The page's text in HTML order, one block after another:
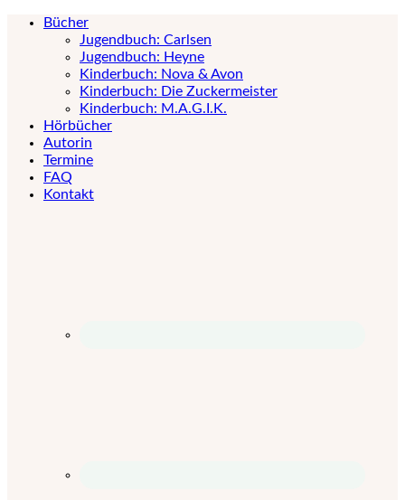
Bücher
Jugendbuch: Carlsen
Jugendbuch: Heyne
Kinderbuch: Nova & Avon
Kinderbuch: Die Zuckermeister
Kinderbuch: M.A.G.I.K.
Hörbücher
Autorin
Termine
FAQ
Kontakt